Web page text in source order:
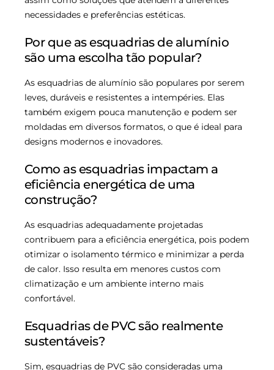
necessidades e preferências estéticas.
Por que as esquadrias de alumínio
são uma escolha tão popular?
As esquadrias de alumínio são populares por serem
leves, duráveis e resistentes a intempéries. Elas
também exigem pouca manutenção e podem ser
moldadas em diversos formatos, o que é ideal para
designs modernos e inovadores.
Como as esquadrias impactam a
eficiência energética de uma
construção?
As esquadrias adequadamente projetadas
contribuem para a eficiência energética, pois podem
otimizar o isolamento térmico e minimizar a perda
de calor. Isso resulta em menores custos com
climatização e um ambiente interno mais
confortável.
Esquadrias de PVC são realmente
sustentáveis?
Sim, esquadrias de PVC são consideradas uma